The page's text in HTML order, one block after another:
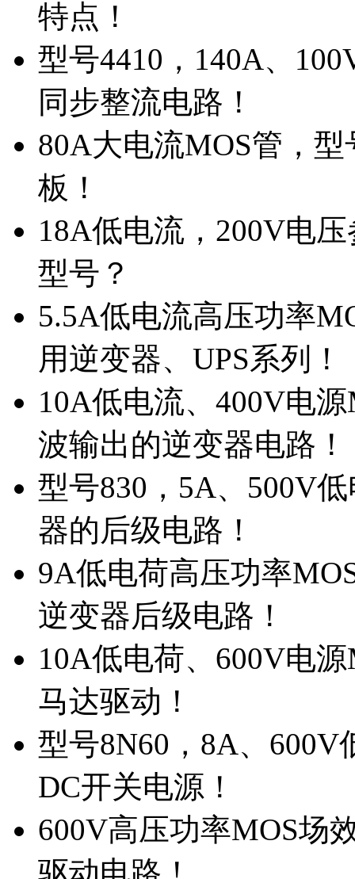
特点！
型号4410，140A、
同步整流电路！
80A大电流MOS管，
板！
18A低电流，200V电
型号？
5.5A低电流高压功率
用逆变器、UPS系列！
10A低电流、400V电
波输出的逆变器电路！
型号830，5A、500V
器的后级电路！
9A低电荷高压功率
逆变器后级电路！
10A低电荷、600V电
马达驱动！
型号8N60，8A、
DC开关电源！
600V高压功率MOS场